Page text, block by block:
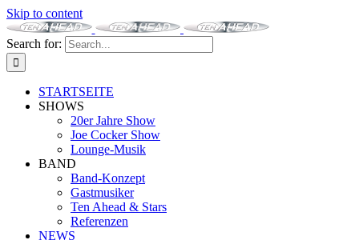
Skip to content
Search for:
STARTSEITE
SHOWS
20er Jahre Show
Joe Cocker Show
Lounge-Musik
BAND
Band-Konzept
Gastmusiker
Ten Ahead & Stars
Referenzen
NEWS